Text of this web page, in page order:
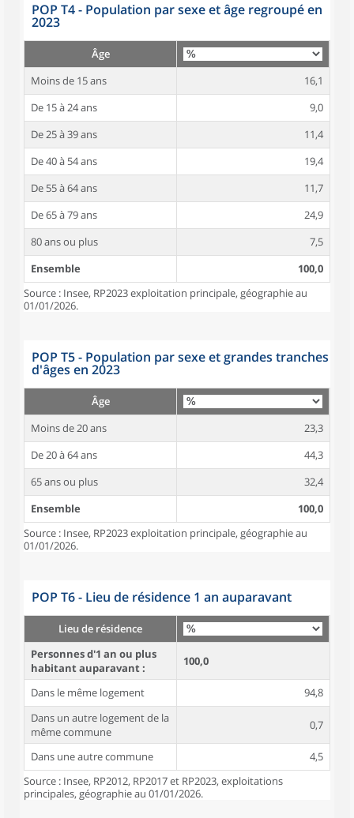
POP T4 - Population par sexe et âge regroupé en
2023
Âge
Moins de 15 ans
16,1
De 15 à 24 ans
9,0
De 25 à 39 ans
11,4
De 40 à 54 ans
19,4
De 55 à 64 ans
11,7
De 65 à 79 ans
24,9
80 ans ou plus
7,5
Ensemble
100,0
Source : Insee, RP2023 exploitation principale, géographie au
01/01/2026.
POP T5 - Population par sexe et grandes tranches
d'âges en 2023
Âge
Moins de 20 ans
23,3
De 20 à 64 ans
44,3
65 ans ou plus
32,4
Ensemble
100,0
Source : Insee, RP2023 exploitation principale, géographie au
01/01/2026.
POP T6 - Lieu de résidence 1 an auparavant
Lieu de résidence
Personnes d'1 an ou plus
habitant auparavant :
100,0
Dans le même logement
94,8
Dans un autre logement de la
même commune
0,7
Dans une autre commune
4,5
Source : Insee, RP2012, RP2017 et RP2023, exploitations
principales, géographie au 01/01/2026.